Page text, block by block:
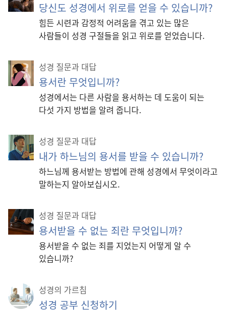
당신도 성경에서 위로를 얻을 수 있습니까?
힘든 시련과 감정적 어려움을 겪고 있는 많은
사람들이 성경 구절들을 읽고 위로를 얻었습니다.
성경 질문과 대답
용서란 무엇입니까?
성경에서는 다른 사람을 용서하는 데 도움이 되는
다섯 가지 방법을 알려 줍니다.
성경 질문과 대답
내가 하느님의 용서를 받을 수 있습니까?
하느님께 용서받는 방법에 관해 성경에서 무엇이라고
말하는지 알아보십시오.
성경 질문과 대답
용서받을 수 없는 죄란 무엇입니까?
용서받을 수 없는 죄를 지었는지 어떻게 알 수
있습니까?
성경의 가르침
성경 공부 신청하기